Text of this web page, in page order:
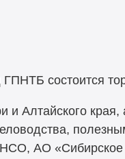
состоится
Алтайского края,
АО «Сибирское